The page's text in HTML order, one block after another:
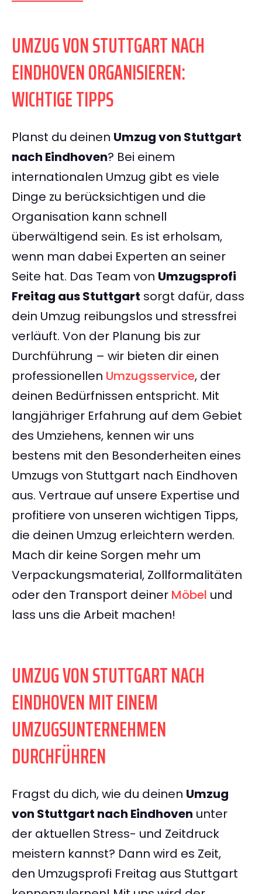
UMZUG VON STUTTGART NACH
EINDHOVEN ORGANISIEREN:
WICHTIGE TIPPS
Planst du deinen Umzug von Stuttgart
nach Eindhoven? Bei einem
internationalen Umzug gibt es viele
Dinge zu berücksichtigen und die
Organisation kann schnell
überwältigend sein. Es ist erholsam,
wenn man dabei Experten an seiner
Seite hat. Das Team von Umzugsprofi
Freitag aus Stuttgart sorgt dafür, dass
dein Umzug reibungslos und stressfrei
verläuft. Von der Planung bis zur
Durchführung – wir bieten dir einen
professionellen Umzugsservice, der
deinen Bedürfnissen entspricht. Mit
langjähriger Erfahrung auf dem Gebiet
des Umziehens, kennen wir uns
bestens mit den Besonderheiten eines
Umzugs von Stuttgart nach Eindhoven
aus. Vertraue auf unsere Expertise und
profitiere von unseren wichtigen Tipps,
die deinen Umzug erleichtern werden.
Mach dir keine Sorgen mehr um
Verpackungsmaterial, Zollformalitäten
oder den Transport deiner Möbel und
lass uns die Arbeit machen!
UMZUG VON STUTTGART NACH
EINDHOVEN MIT EINEM
UMZUGSUNTERNEHMEN
DURCHFÜHREN
Fragst du dich, wie du deinen Umzug
von Stuttgart nach Eindhoven unter
der aktuellen Stress- und Zeitdruck
meistern kannst? Dann wird es Zeit,
den Umzugsprofi Freitag aus Stuttgart